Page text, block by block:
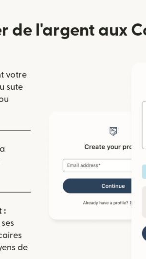
de l'argent aux
votre
dans une nouvelle fenêtre)
sute
dans une nouvelle fenêtre)
:
de